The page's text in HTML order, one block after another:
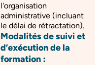
l'organisation
administrative (incluant
le délai de rétractation).
Modalités de suivi et
d’exécution de la
formation :